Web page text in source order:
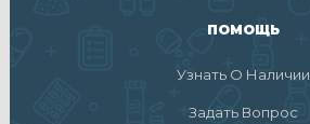
ПОМОЩЬ
Узнать О Наличии
Задать Вопрос